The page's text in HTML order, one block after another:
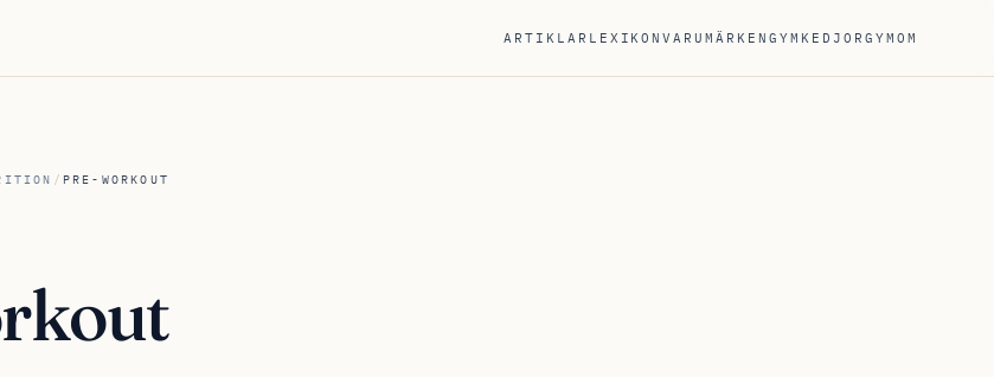
ARTIKLAR LEXIKONVARUMÄRKENGYMKEDJORGYMOM
/ PRE-WORKOUT